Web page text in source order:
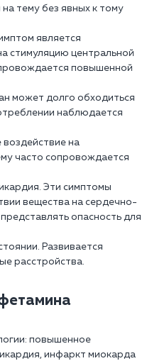
тему без явных к тому
является
стимуляцию центральной
повышенной
может долго обходиться
наблюдается
на
часто сопровождается
Эти симптомы
вещества на сердечно-
опасность для
Развивается
расстройства.
повышенное
инфаркт миокарда